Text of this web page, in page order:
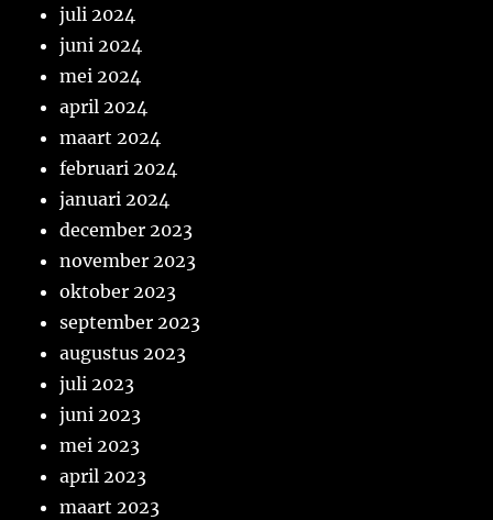
juli 2024
juni 2024
mei 2024
april 2024
maart 2024
februari 2024
januari 2024
december 2023
november 2023
oktober 2023
september 2023
augustus 2023
juli 2023
juni 2023
mei 2023
april 2023
maart 2023